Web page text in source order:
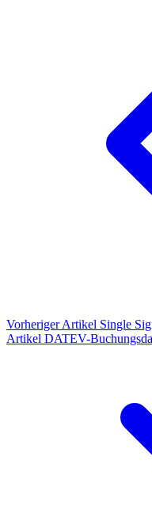
Vorheriger Artikel Single
Artikel DATEV-